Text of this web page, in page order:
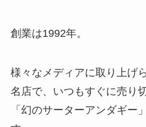
創業は1992年。
様々なメディアに取り上げ
名店で、いつもすぐに売り
「幻のサーターアンダギー